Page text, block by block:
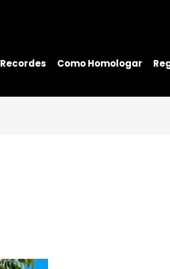
Recordes Como Homologar